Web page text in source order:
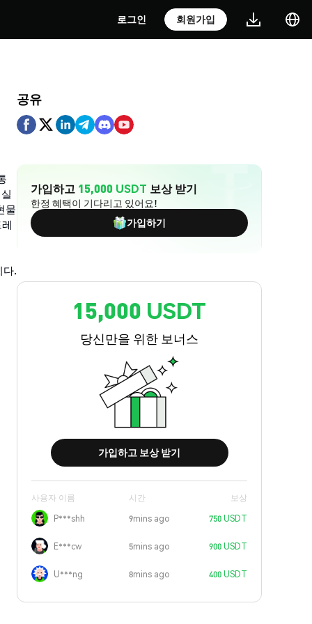
로그인 회원가입
물
다.
공유
가입하고 15,000 USDT 보상 받기
한정 혜택이 기다리고 있어요!
가입하기
15,000 USDT
당신만을 위한 보너스
가입하고 보상 받기
사용자 이름 시간
보상
P***shh
9mins ago 750 USDT
E***cw 5mins ago 900 USDT
U***ng 8mins ago 400 USDT